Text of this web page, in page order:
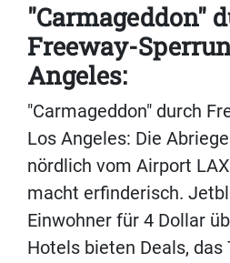
"Carmageddon"
Freeway-
Angeles:
"Carmageddon" durch
Los Angeles: Die
nördlich vom Airport
macht erfinderisch.
Einwohner für 4 Dollar
Hotels bieten Deals,